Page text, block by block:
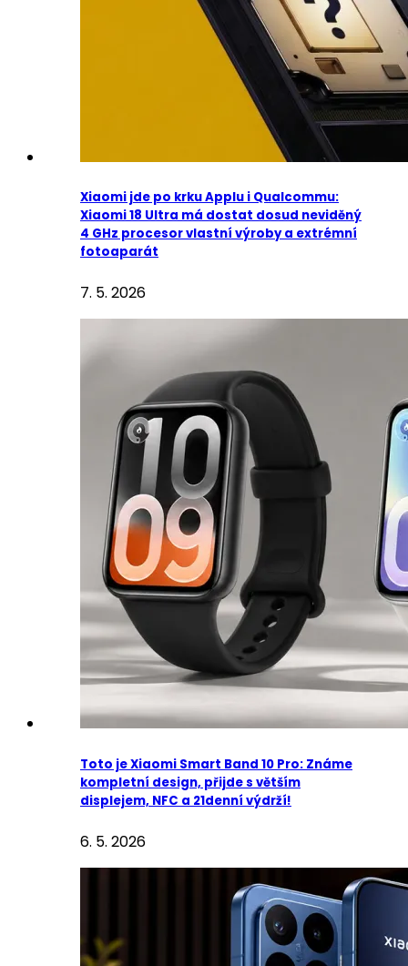
Xiaomi jde po krku Applu i Qualcommu:
Xiaomi 18 Ultra má dostat dosud neviděný
4 GHz procesor vlastní výroby a extrémní
fotoaparát
7. 5. 2026
Toto je Xiaomi Smart Band 10 Pro: Známe
kompletní design, přijde s větším
displejem, NFC a 21denní výdrží!
6. 5. 2026